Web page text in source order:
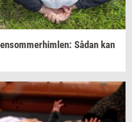
Sådan kan